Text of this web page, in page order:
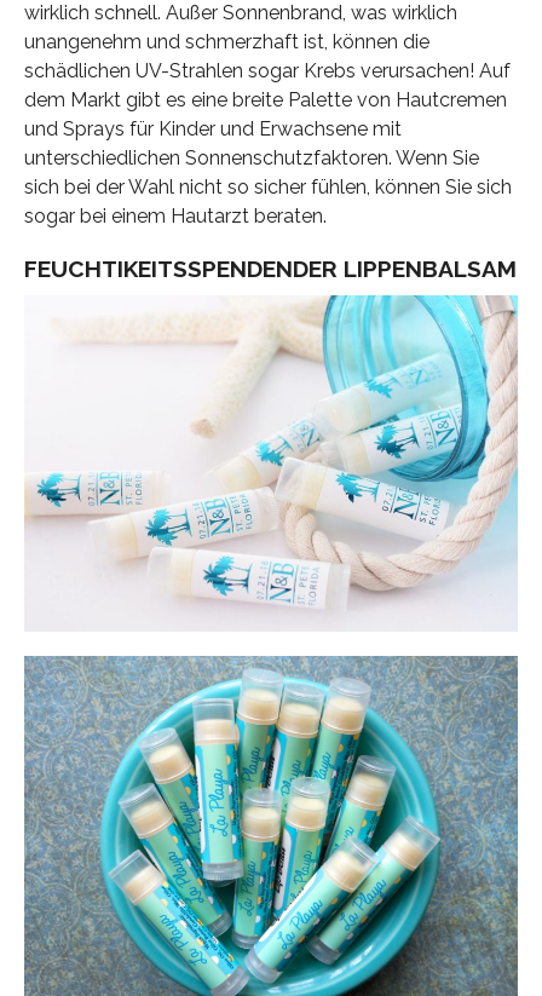
wirklich schnell. Außer Sonnenbrand, was wirklich
unangenehm und schmerzhaft ist, können die
schädlichen UV-Strahlen sogar Krebs verursachen! Auf
dem Markt gibt es eine breite Palette von Hautcremen
und Sprays für Kinder und Erwachsene mit
unterschiedlichen Sonnenschutzfaktoren. Wenn Sie
sich bei der Wahl nicht so sicher fühlen, können Sie sich
sogar bei einem Hautarzt beraten.
FEUCHTIKEITSSPENDENDER LIPPENBALSAM